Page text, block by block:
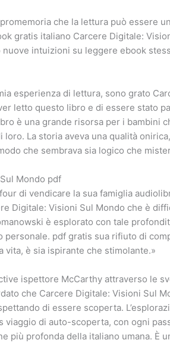
che la lettura può essere
gratis italiano Carcere Digitale:
intuizioni su leggere ebook
esperienza di lettura, sono grato
letto questo libro e di essere stato
è una grande risorsa per i bambini
La storia aveva una qualità
che sembrava sia logico che
Mondo pdf
di vendicare la sua famiglia
Digitale: Visioni Sul Mondo che è
è esplorato con tale
personale. pdf gratis sua rifiuto di
vita, è sia ispirante che stimolante.»
ispettore McCarthy attraverso le
che Carcere Digitale: Visioni Sul
di essere scoperta.
viaggio di auto-scoperta, con ogni
più profonda della italiano umana. È